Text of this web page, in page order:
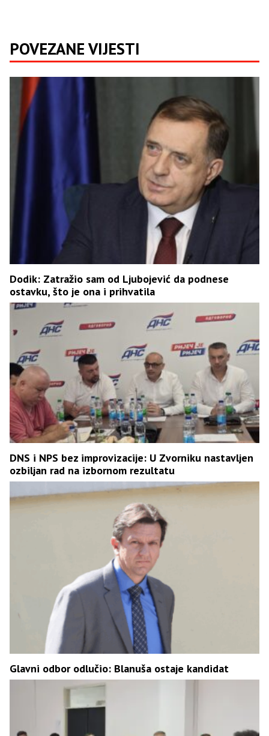
POVEZANE VIJESTI
Dodik: Zatražio sam od Ljubojević da podnese
ostavku, što je ona i prihvatila
DNS i NPS bez improvizacije: U Zvorniku nastavljen
ozbiljan rad na izbornom rezultatu
Glavni odbor odlučio: Blanuša ostaje kandidat